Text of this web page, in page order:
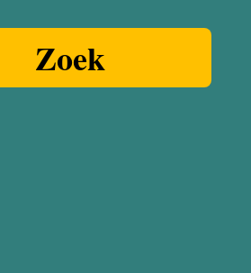
Zoek